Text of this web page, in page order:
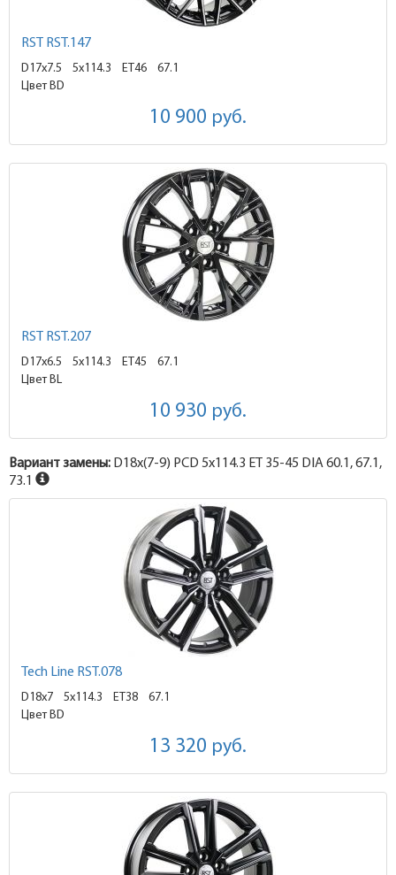
RST RST.147
D17x7.5 5x114.3 ET46
67.1
Цвет BD
10 900 руб.
RST RST.207
D17x6.5 5x114.3 ET45
67.1
Цвет BL
10 930 руб.
Вариант замены: D18x(7-9) PCD 5x114.3 ET 35-45 DIA 60.1, 67.1,
73.1
Tech Line RST.078
D18x7 5x114.3 ET38
67.1
Цвет BD
13 320 руб.